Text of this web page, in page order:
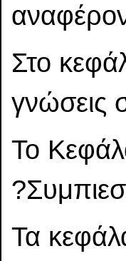
Στο
γνώσεις
Το
Τα